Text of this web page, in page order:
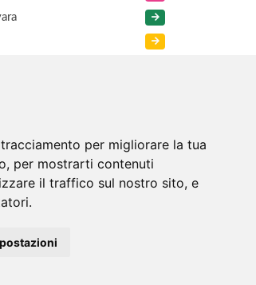
per migliorare la tua
per mostrarti contenuti
il traffico sul nostro sito, e
/